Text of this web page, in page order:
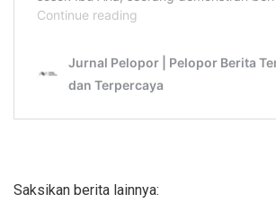
Saksikan berita lainnya: